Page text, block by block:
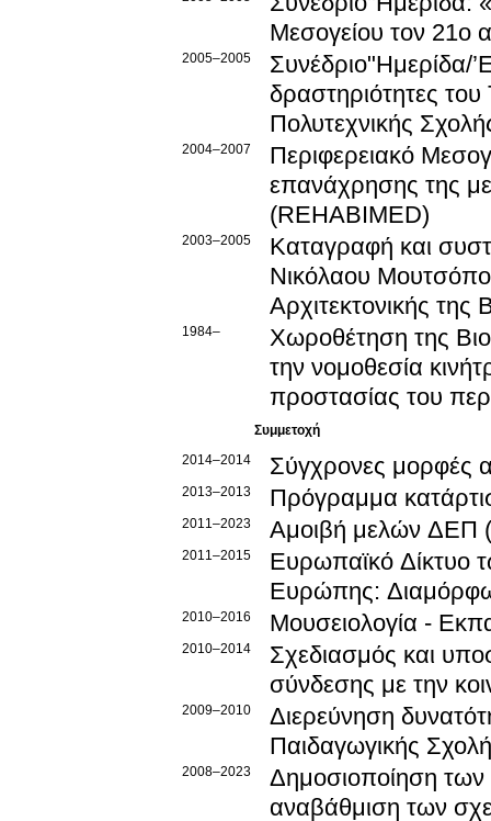
Μεσογείου τον 21ο
2005–2005
Συνέδριο"Ημερίδα/
δραστηριότητες
Πολυτεχνικής
2004–2007
Περιφερειακό
επανάχρησης της
(REHABIMED)
2003–2005
Καταγραφή και
Νικόλαου
Αρχιτεκτονικής της
1984–
Χωροθέτηση της
την νομοθεσία
προστασίας του
Συμμετοχή
2014–2014
Σύγχρονες μορφές
2013–2013 Πρόγραμμα
2011–2023 Αμοιβή μελών ΔΕΠ
2011–2015
Ευρωπαϊκό Δίκτυο
Ευρώπης:
2010–2016 Μουσειολογία -
2010–2014
Σχεδιασμός και
σύνδεσης με την
2009–2010
Διερεύνηση
Παιδαγωγικής
2008–2023
Δημοσιοποίηση των
αναβάθμιση των